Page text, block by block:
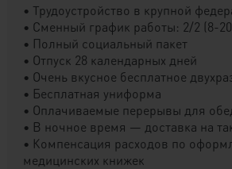
• Трудоустройство в крупной
• Сменный график работы: 2/2 (8-
• Полный социальный пакет
• Отпуск 28 календарных дней
• Очень вкусное бесплатное
• Бесплатная униформа
• Оплачиваемые перерывы для
• В ночное время — доставка на
• Компенсация расходов по
медицинских книжек